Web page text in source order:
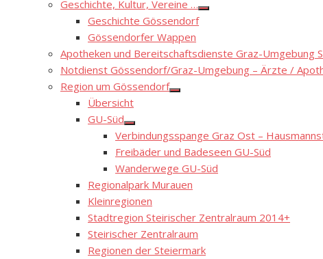
Geschichte, Kultur, Vereine …
Show
Geschichte Gössendorf
Gössendorfer Wappen
Apotheken und Bereitschaftsdienste Graz-Umgebung
Notdienst Gössendorf/Graz-Umgebung – Ärzte /
Region um Gössendorf
Show
Übersicht
GU-Süd
Show
sub
menu
Verbindungsspange Graz Ost –
Freibäder und Badeseen GU-Süd
Wanderwege GU-Süd
Regionalpark Murauen
Kleinregionen
Stadtregion Steirischer Zentralraum 2014+
Steirischer Zentralraum
Regionen der Steiermark